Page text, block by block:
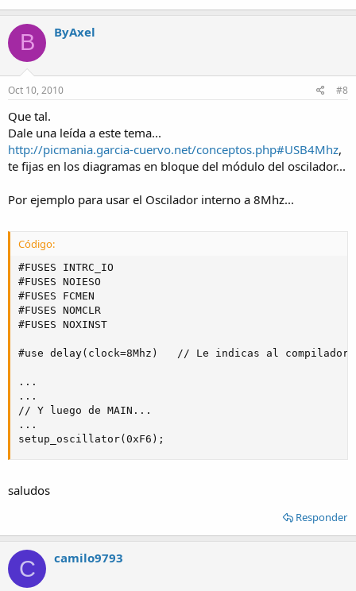
B ByAxel
Oct 10, 2010 #8
Que tal.
Dale una leída a este tema...
http://picmania.garcia-cuervo.net/conceptos.php#USB4Mhz,
te fijas en los diagramas en bloque del módulo del oscilador...
Por ejemplo para usar el Oscilador interno a 8Mhz...
Código:
#FUSES INTRC_IO
#FUSES NOIESO
#FUSES FCMEN
#FUSES NOMCLR
#FUSES NOXINST
#use delay(clock=8Mhz)   // Le indicas al compilador
...
...
// Y luego de MAIN...
...
setup_oscillator(0xF6);
saludos
Responder
C camilo9793